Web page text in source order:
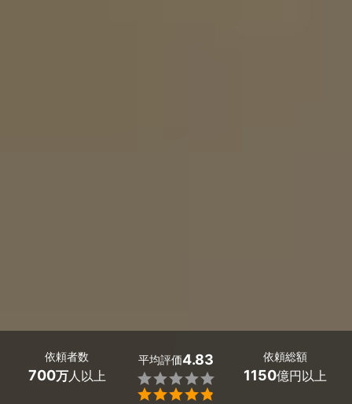
依頼者数
700万人以上
平均評価4.83


依頼総額
1150億円以上